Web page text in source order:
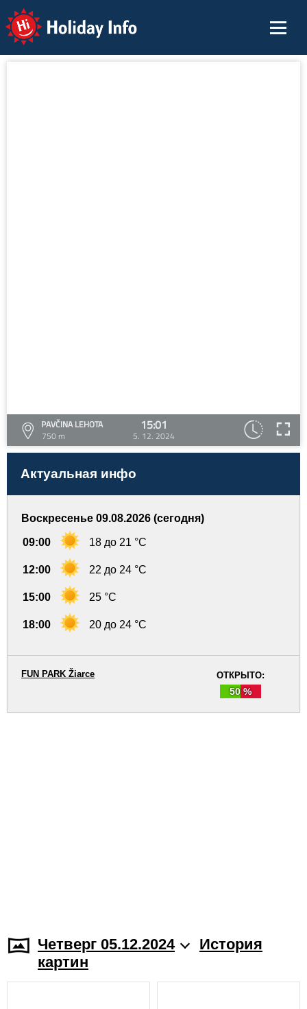
Holiday Info
PAVČINA LEHOTA
750 m
15:01
5. 12. 2024
Актуальная инфо
Воскресенье 09.08.2026 (сегодня)
09:00 18 до 21 °C
12:00 22 до 24 °C
15:00 25 °C
18:00 20 до 24 °C
ОТКРЫТО:
50 %
FUN PARK Žiarce
Четверг 05.12.2024
История
картин